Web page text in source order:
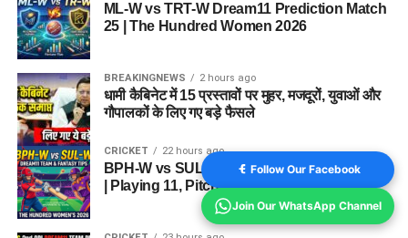
ML-W vs TRT-W Dream11 Prediction Match
25 | The Hundred Women 2026
BREAKINGNEWS 2 hours ago
धामी कैबिनेट में 15 प्रस्तावों पर मुहर, मजदूरों, युवाओं और
गौपालकों के लिए गए बड़े फैसले
CRICKET 22 hours ago
BPH-W vs SUL-W Dream11 Team Match 24
| Playing 11, Pitch Report & Fantasy Tips
Follow Our Facebook
Join Our WhatsApp Channel